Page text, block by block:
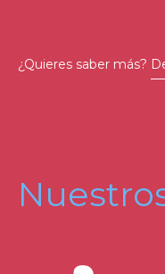
¿Quieres saber más?